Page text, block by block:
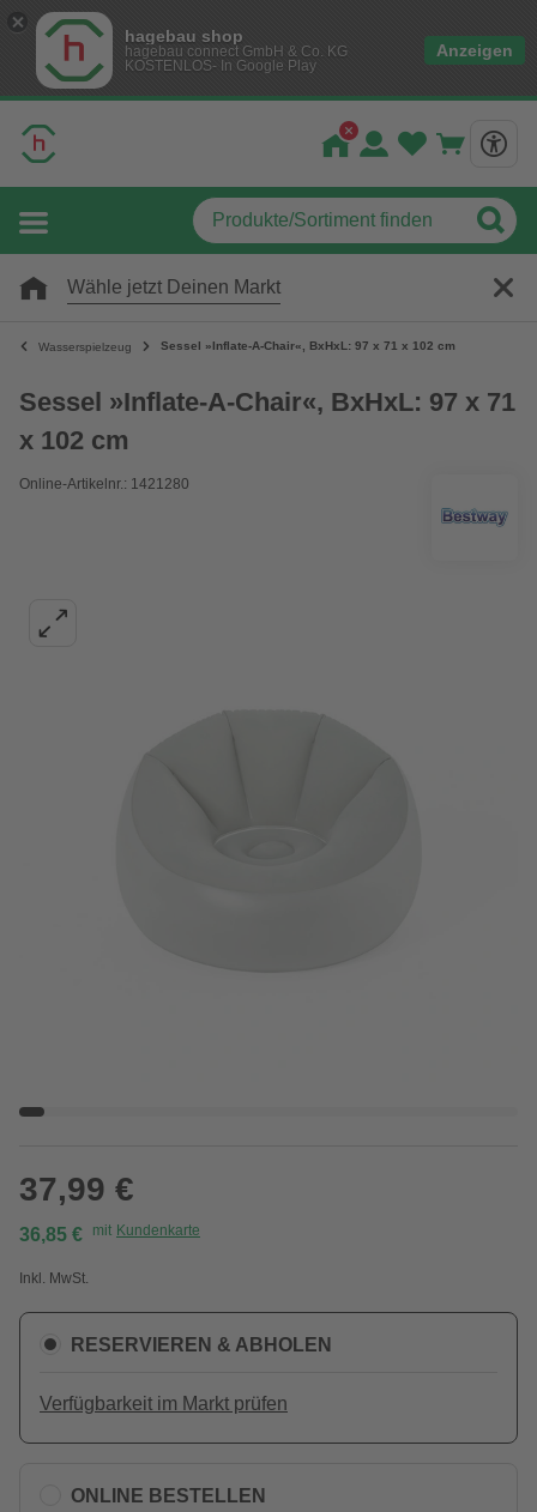
hagebau shop
hagebau connect GmbH & Co. KG
KOSTENLOS- In Google Play
Anzeigen
Wähle jetzt Deinen Markt
Wasserspielzeug Sessel »Inflate-A-Chair«, BxHxL: 97 x 71 x 102 cm
Sessel »Inflate-A-Chair«, BxHxL: 97 x 71
x 102 cm
Online-Artikelnr.: 1421280
37,99 €
36,85 € mit Kundenkarte
Inkl. MwSt.
RESERVIEREN & ABHOLEN
Verfügbarkeit im Markt prüfen
ONLINE BESTELLEN